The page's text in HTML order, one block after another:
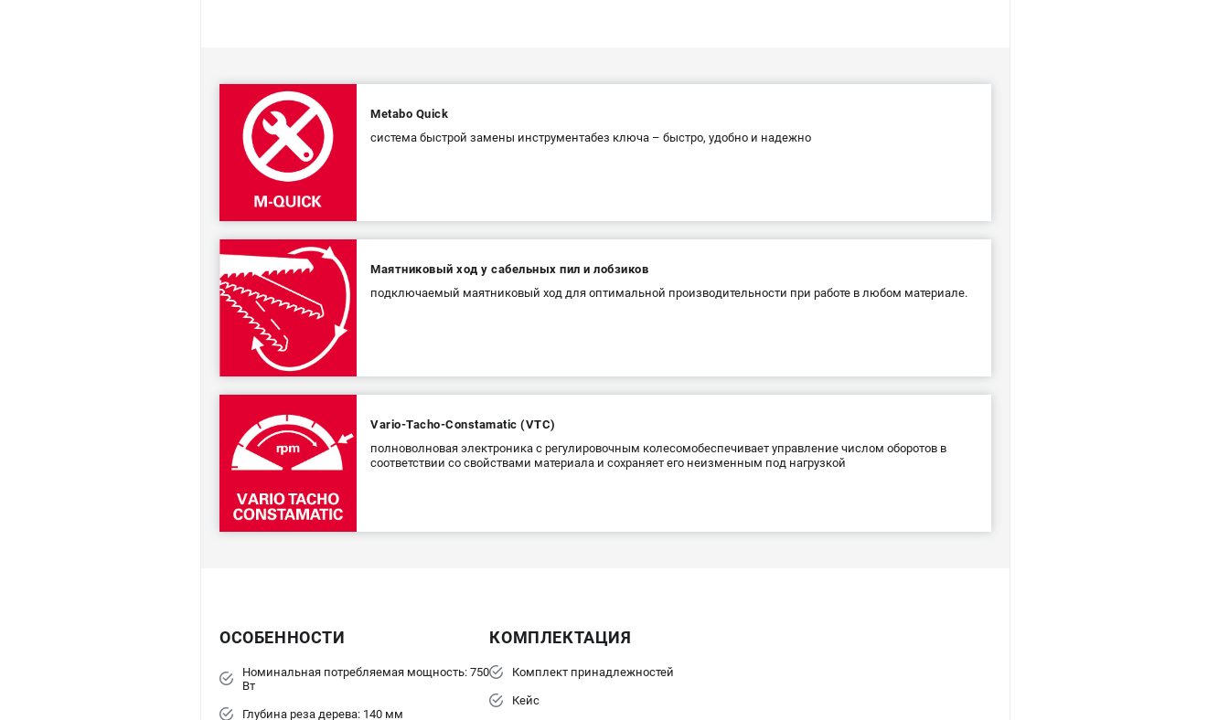
Metabo Quick
система быстрой замены инструментабез ключа – быстро, удобно и надежно
Маятниковый ход у сабельных пил и лобзиков
подключаемый маятниковый ход для оптимальной производительности при работе в любом материале.
Vario-Tacho-Constamatic (VTC)
полноволновая электроника с регулировочным колесомобеспечивает управление числом оборотов в
соответствии со свойствами материала и сохраняет его неизменным под нагрузкой
ОСОБЕННОСТИ
Номинальная потребляемая мощность: 750
Вт
Глубина реза дерева: 140 мм
КОМПЛЕКТАЦИЯ
Комплект принадлежностей
Кейс